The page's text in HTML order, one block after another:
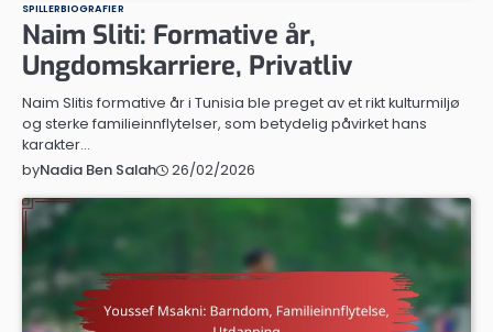
SPILLERBIOGRAFIER
Naim Sliti: Formative år,
Ungdomskarriere, Privatliv
Naim Slitis formative år i Tunisia ble preget av et rikt kulturmiljø
og sterke familieinnflytelser, som betydelig påvirket hans
karakter…
byNadia Ben Salah 26/02/2026